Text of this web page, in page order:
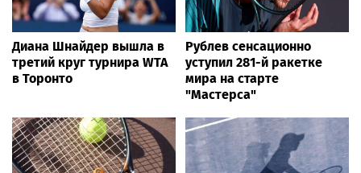
Диана Шнайдер вышла в
третий круг турнира WTA
в Торонто
Рублев сенсационно
уступил 281-й ракетке
мира на старте
"Мастерса"